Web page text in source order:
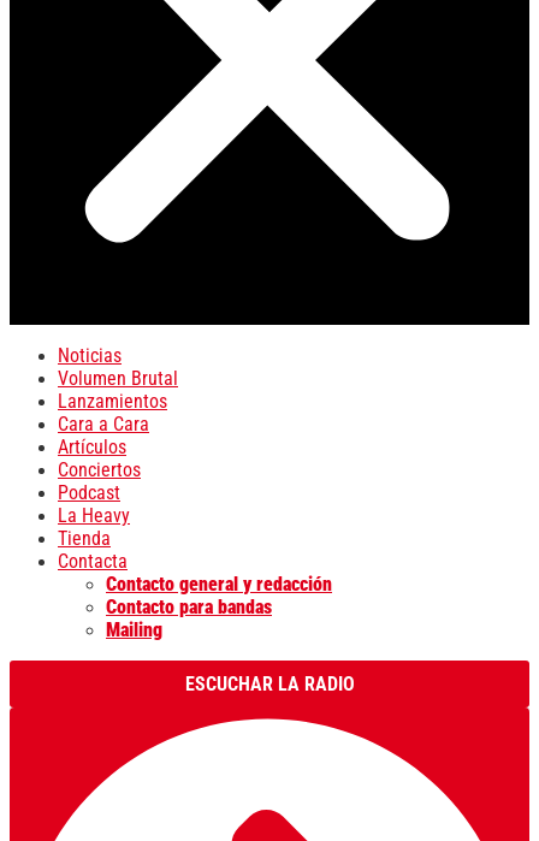
Noticias
Volumen Brutal
Lanzamientos
Cara a Cara
Artículos
Conciertos
Podcast
La Heavy
Tienda
Contacta
Contacto general y redacción
Contacto para bandas
Mailing
ESCUCHAR LA RADIO